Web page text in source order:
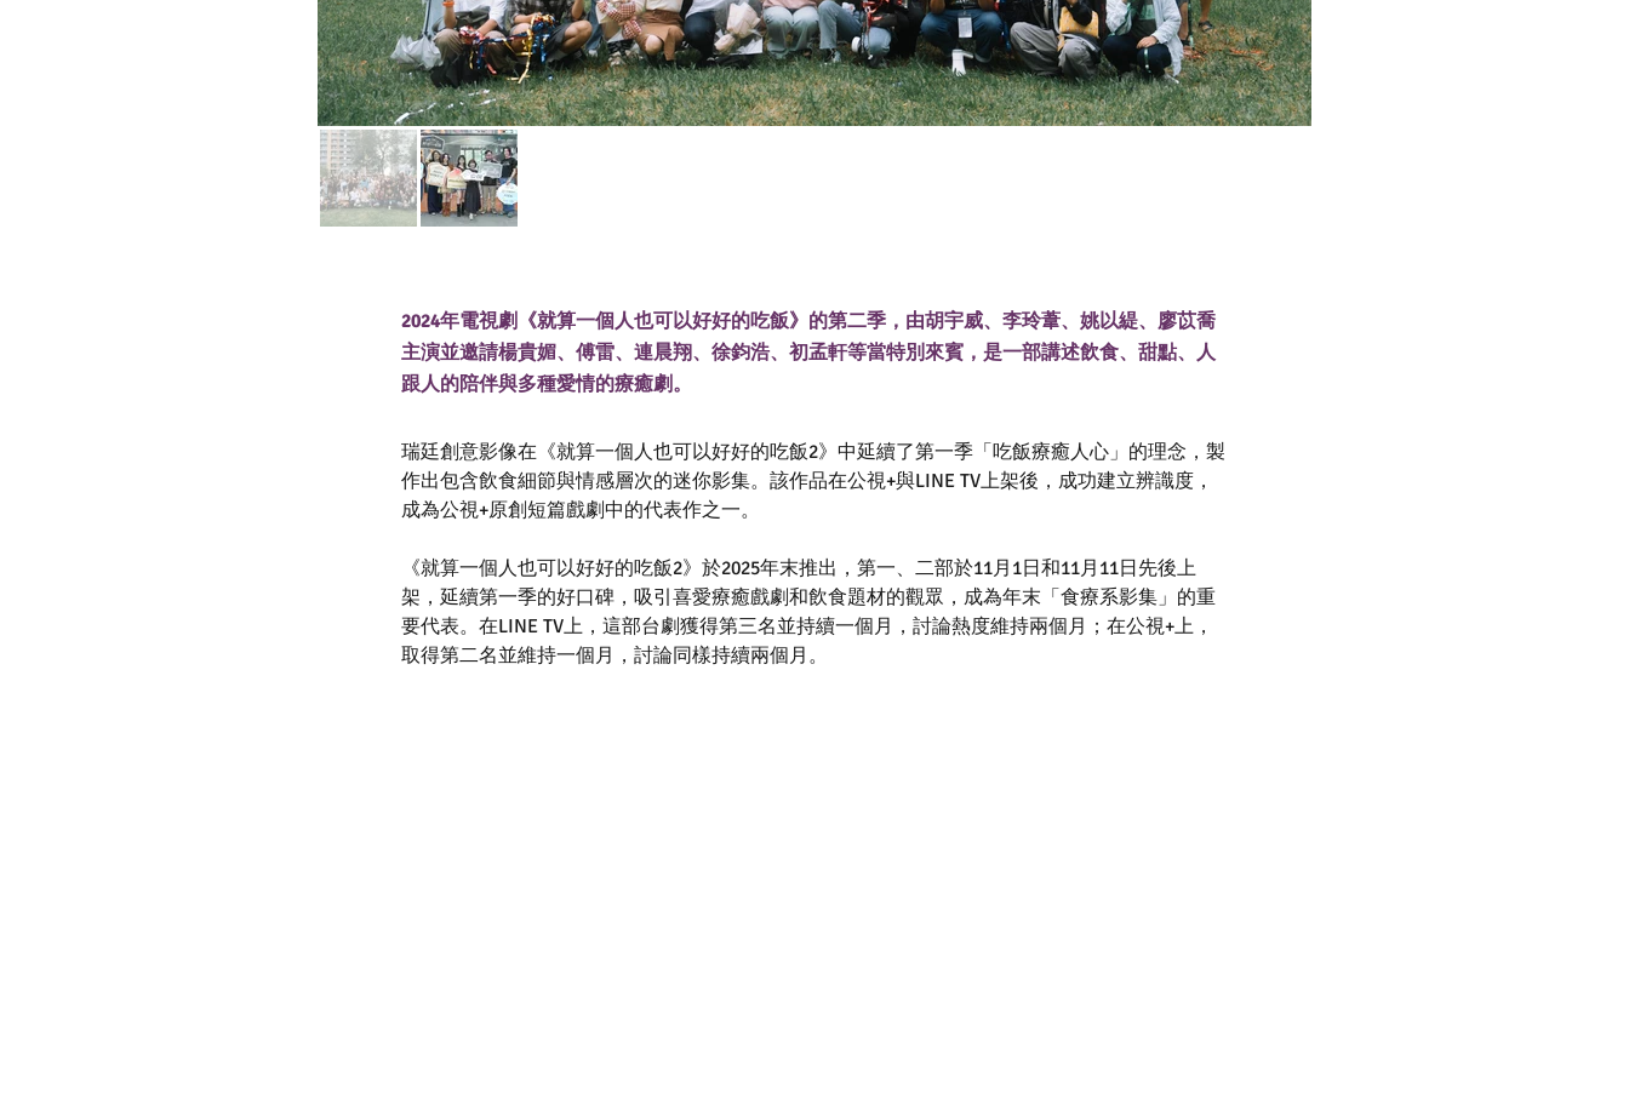
2024年電視劇《就算一個人也可以好好的吃飯》的第二季，由胡宇威、李玲葦、姚以緹、廖苡喬
主演並邀請楊貴媚、傅雷、連晨翔、徐鈞浩、初孟軒等當特別來賓，是一部講述飲食、甜點、人
跟人的陪伴與多種愛情的療癒劇。
瑞廷創意影像在《就算一個人也可以好好的吃飯2》中延續了第一季「吃飯療癒人心」的理念，製
作出包含飲食細節與情感層次的迷你影集。該作品在公視+與LINE TV上架後，成功建立辨識度，
成為公視+原創短篇戲劇中的代表作之一。
《就算一個人也可以好好的吃飯2》於2025年末推出，第一、二部於11月1日和11月11日先後上
架，延續第一季的好口碑，吸引喜愛療癒戲劇和飲食題材的觀眾，成為年末「食療系影集」的重
要代表。在LINE TV上，這部台劇獲得第三名並持續一個月，討論熱度維持兩個月；在公視+上，
取得第二名並維持一個月，討論同樣持續兩個月。